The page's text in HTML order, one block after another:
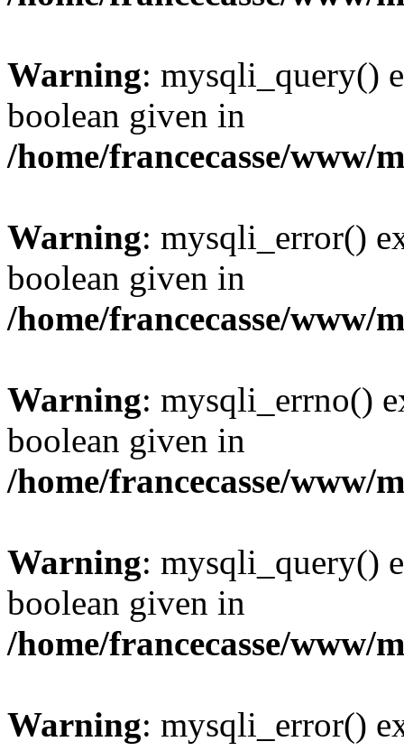
Warning: mysqli_query()
boolean given in
/home/francecasse/www/
Warning: mysqli_error()
boolean given in
/home/francecasse/www/
Warning: mysqli_errno()
boolean given in
/home/francecasse/www/
Warning: mysqli_query()
boolean given in
/home/francecasse/www/
Warning: mysqli_error()